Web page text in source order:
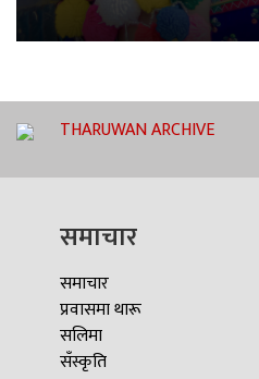
THARUWAN ARCHIVE
समाचार
समाचार
प्रवासमा थारू
सलिमा
सँस्कृति